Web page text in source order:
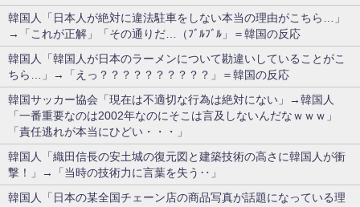
韓国人「日本人が絶対に違法駐車をしない本当の理由がこちら…」
→「これが正解」「その通りだ…（ﾌﾞﾙﾌﾞﾙ」＝韓国の反応
韓国人「韓国人が日本のラーメンについて勘違いしていることがこ
ちら…」→「えっ？？？？？？？？？？」＝韓国の反応
韓国サッカー協会「現在は不適切な行為は絶対にない」→韓国人
「一番重要なのは2002年なのにそこは言及しないんだなｗｗｗ」
「責任逃れが本当にひどい・・・」
韓国人「織田信長の安土城の復元図と建築技術の高さに韓国人が衝
撃！」→「当時の技術力に言葉を失う‥」
韓国人「日本の某全国チェーン店の商品写真が話題になっている理